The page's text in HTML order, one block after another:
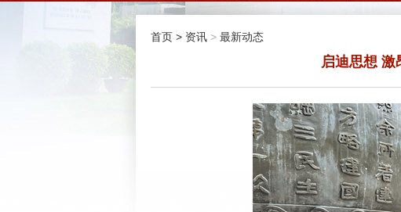
首页 > 资讯 > 最新动态
启迪思想